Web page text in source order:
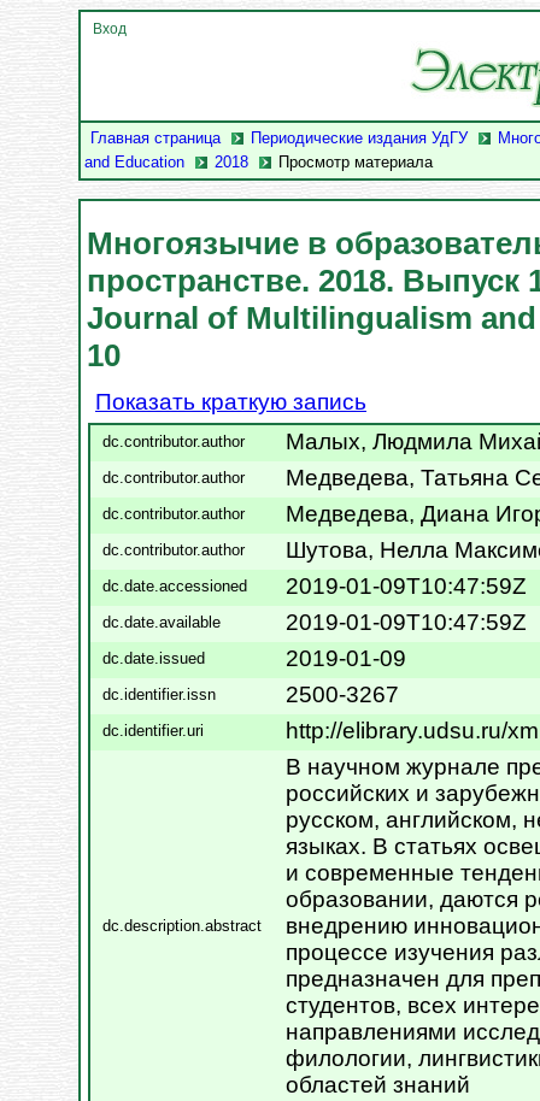
Главная страница Периодические издания УдГУ
and Education
2018 Просмотр материала
Вход
Многоязычие в
пространстве. 2018. Выпуск
Journal of Multilingualism
10
Показать краткую запись
dc.contributor.author Малых, Людмила
dc.contributor.author Медведева, Татьяна
dc.contributor.author Медведева, Диана
dc.contributor.author Шутова, Нелла
dc.date.accessioned 2019-01-09T10:47:59Z
dc.date.available 2019-01-09T10:47:59Z
dc.date.issued 2019-01-09
dc.identifier.issn 2500-3267
dc.identifier.uri http://elibrary.udsu.ru/
dc.description.abstract
В научном журнале
российских и
русском, английском,
языках. В статьях
и современные
образовании, даются
внедрению
процессе изучения
предназначен для
студентов, всех
направлениями
филологии,
областей знаний